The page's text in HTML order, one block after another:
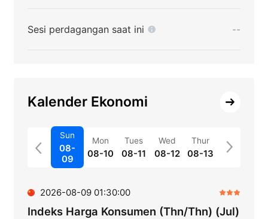
Sesi perdagangan saat ini --
Kalender Ekonomi
Sun
08-
09
Mon
08-10
Tues
08-11
Wed
08-12
Thur
08-13
2026-08-09 01:30:00
Indeks Harga Konsumen (Thn/Thn) (Jul)